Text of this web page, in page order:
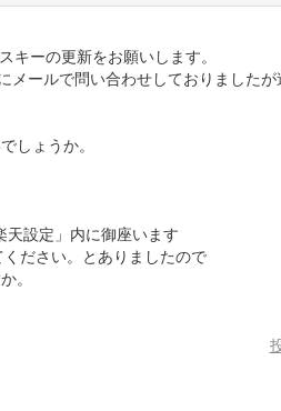
ーの更新をお願いします。
ールで問い合わせしておりました
しょうか。
天設定」内に御座います
ださい。とありましたので
。